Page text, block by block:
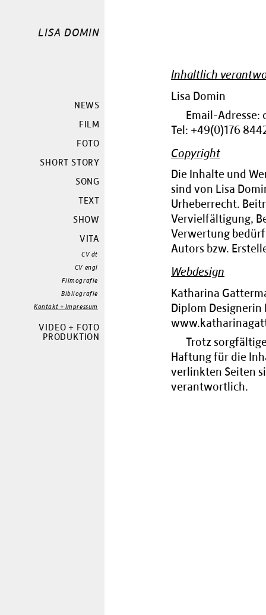
LISA DOMIN
NEWS
FILM
FOTO
SHORT STORY
SONG
TEXT
SHOW
VITA
CV dt
CV engl
Filmografie
Bibliografie
Kontakt + Impressum
VIDEO + FOTO
PRODUKTION
Inhaltlich
Lisa Domin
Email-
Tel: +49(0)176
Copyright
Die Inhalte und
sind von Lisa
Urheberrecht.
Vervielfältigung,
Verwertung
Autors bzw.
Webdesign
Katharina
Diplom
Trotz
Haftung für die
verlinkten Seiten
verantwortlich.